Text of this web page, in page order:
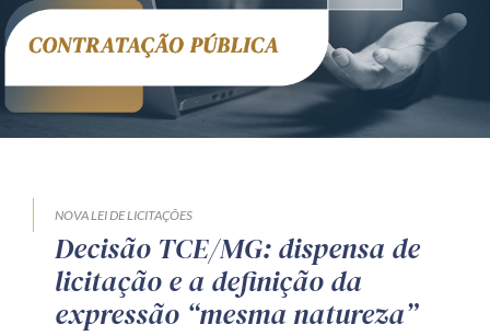
NOVA LEI DE LICITAÇÕES
Decisão TCE/MG: dispensa de
licitação e a definição da
expressão “mesma natureza”